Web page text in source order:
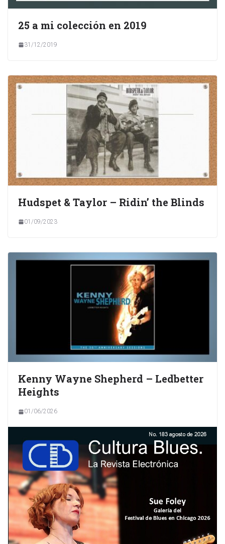
25 a mi colección en 2019
31/12/2019
Hudspet & Taylor – Ridin’ the Blinds
01/09/2023
Kenny Wayne Shepherd – Ledbetter
Heights
01/06/2026